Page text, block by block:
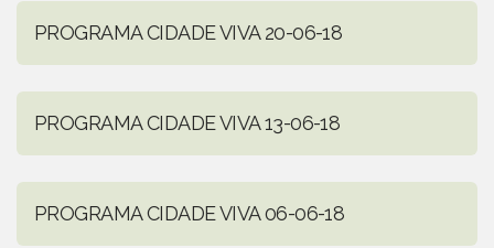
PROGRAMA CIDADE VIVA 20-06-18
PROGRAMA CIDADE VIVA 13-06-18
PROGRAMA CIDADE VIVA 06-06-18